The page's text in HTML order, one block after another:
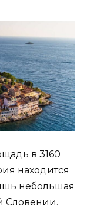
в 3160
находится
небольшая
Словении.